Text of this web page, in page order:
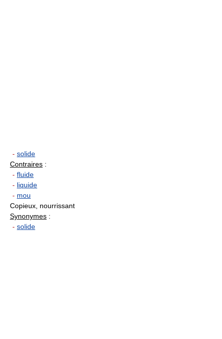
- solide
Contraires :
- fluide
- liquide
- mou
Copieux, nourrissant
Synonymes :
- solide